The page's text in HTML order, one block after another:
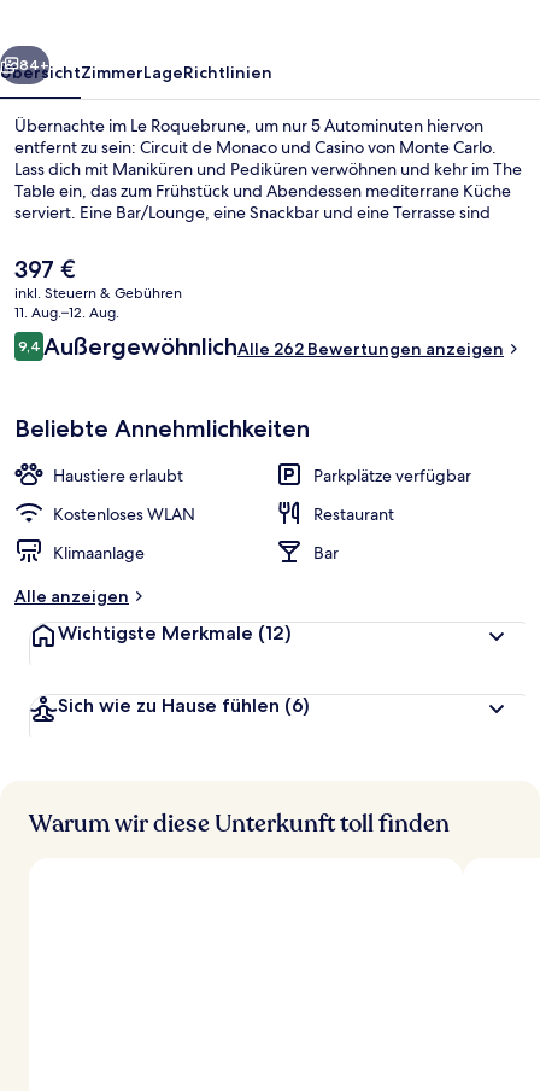
Weiter
84+
ÜbersichtZimmerLageRichtlinien
Übernachte im Le Roquebrune, um nur 5 Autominuten hiervon
entfernt zu sein: Circuit de Monaco und Casino von Monte Carlo.
Lass dich mit Maniküren und Pediküren verwöhnen und kehr im The
Table ein, das zum Frühstück und Abendessen mediterrane Küche
serviert. Eine Bar/Lounge, eine Snackbar und eine Terrasse sind
Personal.
Der
aktuelle
Preis
beträgt
397 €.
397 €
inkl. Steuern & Gebühren
11. Aug.–12. Aug.
Bewertungen
9,49,4 von 10.
AußergewöhnlichAlle 262 Bewertungen anzeigen
Beliebte Annehmlichkeiten
Haustiere erlaubt
Parkplätze verfügbar
Kostenloses WLAN
Restaurant
Klimaanlage
Bar
Alle anzeigen
Wichtigste Merkmale (12)
Sich wie zu Hause fühlen (6)
Warum wir diese Unterkunft toll finden